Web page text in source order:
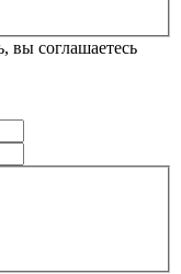
вы соглашаетесь